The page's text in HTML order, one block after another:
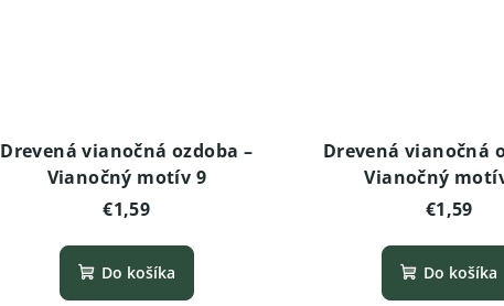
Drevená vianočná ozdoba –
Vianočný motív 9
€1,59
Do košíka
Drevená vianočná
Vianočný
€1,59
Do košíka